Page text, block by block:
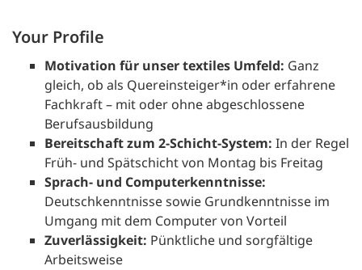
Your Profile
Motivation für unser textiles Umfeld: Ganz
gleich, ob als Quereinsteiger*in oder erfahrene
Fachkraft – mit oder ohne abgeschlossene
Berufsausbildung
Bereitschaft zum 2‑Schicht‑System: In der Regel
Früh- und Spätschicht von Montag bis Freitag
Sprach- und Computerkenntnisse:
Deutschkenntnisse sowie Grundkenntnisse im
Umgang mit dem Computer von Vorteil
Zuverlässigkeit: Pünktliche und sorgfältige
Arbeitsweise